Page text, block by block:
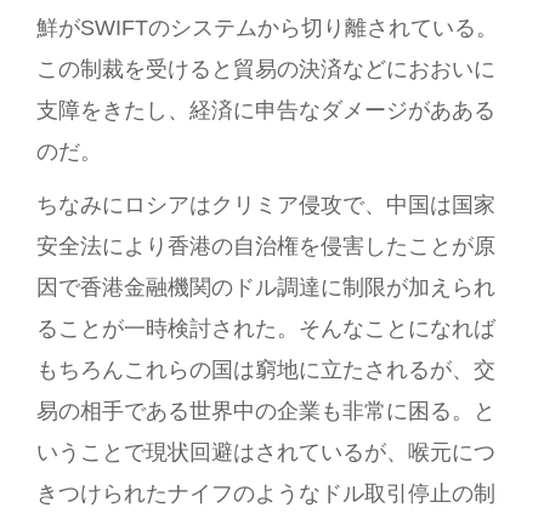
鮮がSWIFTのシステムから切り離されている。
この制裁を受けると貿易の決済などにおおいに
支障をきたし、経済に申告なダメージがあある
のだ。
ちなみにロシアはクリミア侵攻で、中国は国家
安全法により香港の自治権を侵害したことが原
因で香港金融機関のドル調達に制限が加えられ
ることが一時検討された。そんなことになれば
もちろんこれらの国は窮地に立たされるが、交
易の相手である世界中の企業も非常に困る。と
いうことで現状回避はされているが、喉元につ
きつけられたナイフのようなドル取引停止の制